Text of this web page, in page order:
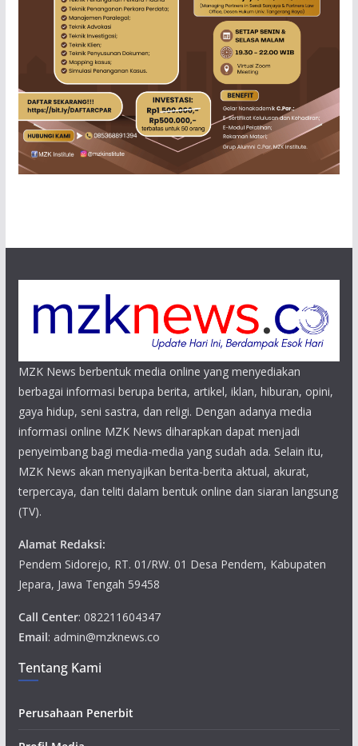
MZK News berbentuk media online yang menyediakan
berbagai informasi berupa berita, artikel, iklan, hiburan, opini,
gaya hidup, seni sastra, dan religi. Dengan adanya media
informasi online MZK News diharapkan dapat menjadi
penyeimbang bagi media-media yang sudah ada. Selain itu,
MZK News akan menyajikan berita-berita aktual, akurat,
terpercaya, dan teliti dalam bentuk online dan siaran langsung
(TV).
Alamat Redaksi:
Pendem Sidorejo, RT. 01/RW. 01 Desa Pendem, Kabupaten
Jepara, Jawa Tengah 59458
Call Center: 082211604347
Email: admin@mzknews.co
Tentang Kami
Perusahaan Penerbit